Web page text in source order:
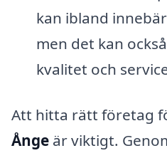
kan ibland
men det kan
kvalitet och
Att hitta rätt företag
Ånge är viktigt.